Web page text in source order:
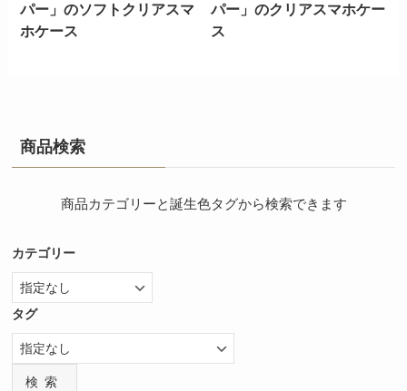
パー」のソフトクリアスマ
ホケース
パー」のクリアスマホケー
ス
商品検索
商品カテゴリーと誕生色タグから検索できます
カテゴリー
タグ
検索